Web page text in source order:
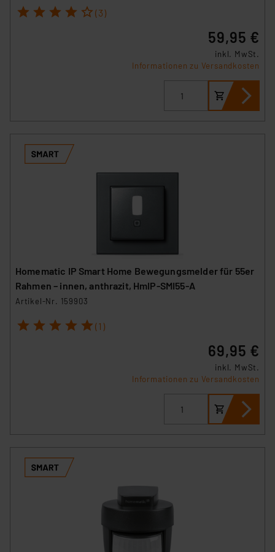
1 2 3 4 5 (3)
59,95 €
inkl. MwSt.
Informationen zu Versandkosten
Homematic IP Smart Home Bewegungsmelder für 55er
Rahmen – innen, anthrazit, HmIP-SMI55-A
Artikel-Nr. 159903
1 2 3 4 5 (1)
69,95 €
inkl. MwSt.
Informationen zu Versandkosten